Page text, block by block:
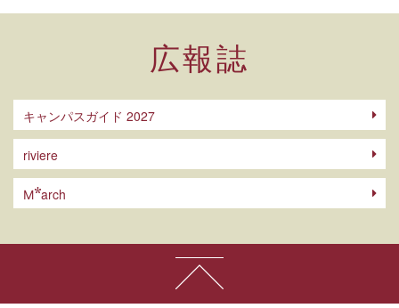
広報誌
キャンパスガイド 2027
riviere
M arch